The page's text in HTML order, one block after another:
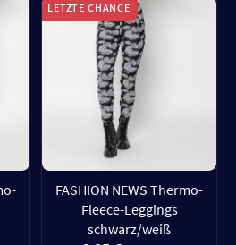
LETZTE CHANCE
FASHION NEWS Thermo-
Fleece-Leggings
schwarz/weiß